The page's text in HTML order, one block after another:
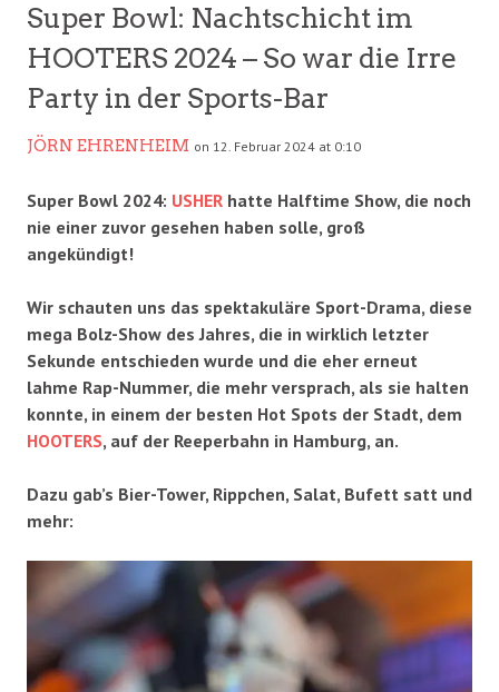
Super Bowl: Nachtschicht im
HOOTERS 2024 – So war die Irre
Party in der Sports-Bar
JÖRN EHRENHEIM on 12. Februar 2024 at 0:10
Super Bowl 2024: USHER hatte Halftime Show, die noch
nie einer zuvor gesehen haben solle, groß
angekündigt!
Wir schauten uns das spektakuläre Sport-Drama, diese
mega Bolz-Show des Jahres, die in wirklich letzter
Sekunde entschieden wurde und die eher erneut
lahme Rap-Nummer, die mehr versprach, als sie halten
konnte, in einem der besten Hot Spots der Stadt, dem
HOOTERS, auf der Reeperbahn in Hamburg, an.
Dazu gab’s Bier-Tower, Rippchen, Salat, Bufett satt und
mehr: